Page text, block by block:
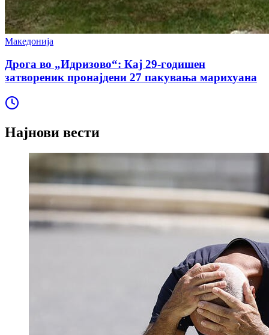
Македонија
Дрога во „Идризово“: Кај 29-годишен
затвореник пронајдени 27 пакувања марихуана
Најнови вести